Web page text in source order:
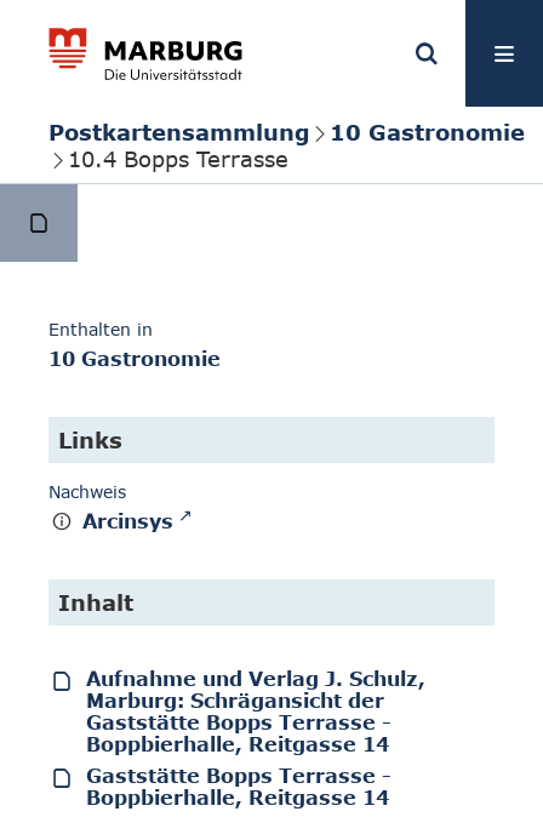
Postkartensammlung
10 Gastronomie
10.4 Bopps Terrasse
Enthalten in
10 Gastronomie
Links
Nachweis
Arcinsys
Inhalt
Aufnahme und Verlag J. Schulz,
Marburg: Schrägansicht der
Gaststätte Bopps Terrasse -
Boppbierhalle, Reitgasse 14
Gaststätte Bopps Terrasse -
Boppbierhalle, Reitgasse 14